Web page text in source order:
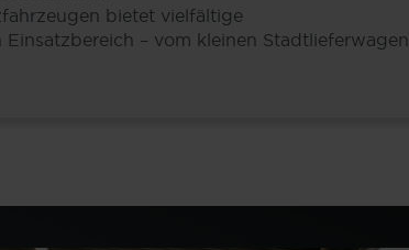
bietet vielfältige
– vom kleinen Stadtlieferwagen